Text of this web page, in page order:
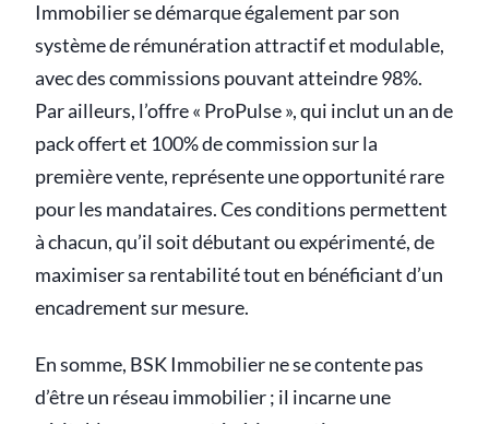
Immobilier se démarque également par son
système de rémunération attractif et modulable,
avec des commissions pouvant atteindre 98%.
Par ailleurs, l’offre « ProPulse », qui inclut un an de
pack offert et 100% de commission sur la
première vente, représente une opportunité rare
pour les mandataires. Ces conditions permettent
à chacun, qu’il soit débutant ou expérimenté, de
maximiser sa rentabilité tout en bénéficiant d’un
encadrement sur mesure.
En somme, BSK Immobilier ne se contente pas
d’être un réseau immobilier ; il incarne une